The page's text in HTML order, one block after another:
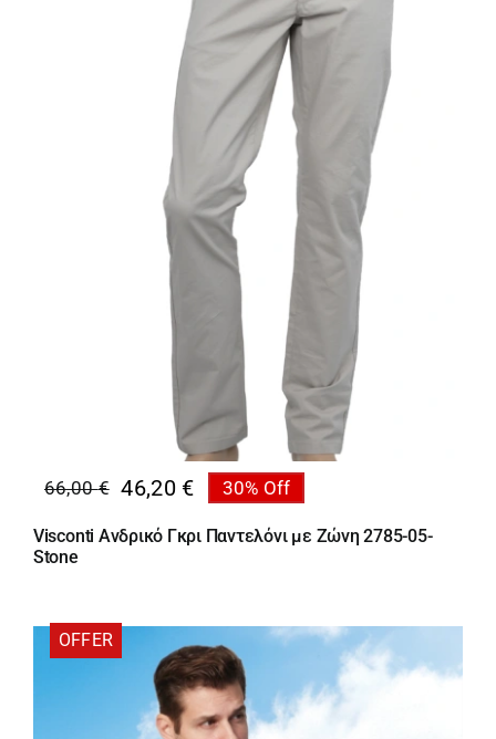
66,00€
Original
price
was:
46,20 €
Η
τρέχουσα
τιμή
30% Off
Visconti Ανδρικό Γκρι Παντελόνι με Ζώνη 2785-05-
Stone
OFFER